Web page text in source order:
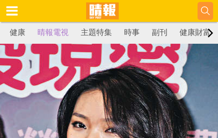
健康 晴報電視 主題特集 時事 副刊 健康財富